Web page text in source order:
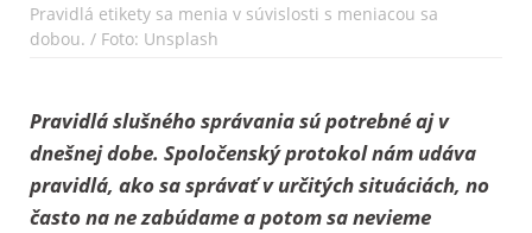
Pravidlá etikety sa menia v súvislosti s meniacou sa
dobou. / Foto: Unsplash
Pravidlá slušného správania sú potrebné aj v
dnešnej dobe. Spoločenský protokol nám udáva
pravidlá, ako sa správať v určitých situáciách, no
často na ne zabúdame a potom sa nevieme